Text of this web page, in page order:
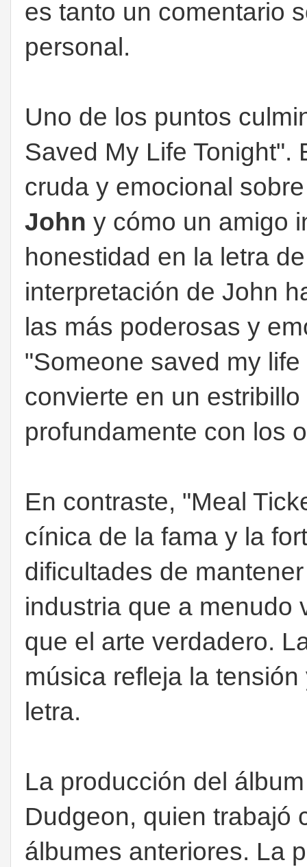
es tanto un comentario
personal.
Uno de los puntos
Saved My Life Tonight".
cruda y emocional
John y cómo un amigo
honestidad en la letra
interpretación de John
las más poderosas y
"Someone saved my
convierte en un
profundamente con los
En contraste, "Meal
cínica de la fama y la
dificultades de
industria que a menudo
que el arte verdadero.
música refleja la
letra.
La producción del
Dudgeon, quien trabajó
álbumes anteriores. La